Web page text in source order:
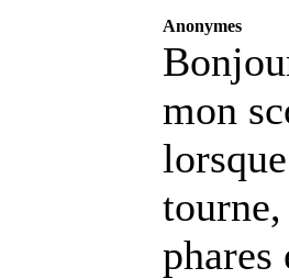
Anonymes
mon